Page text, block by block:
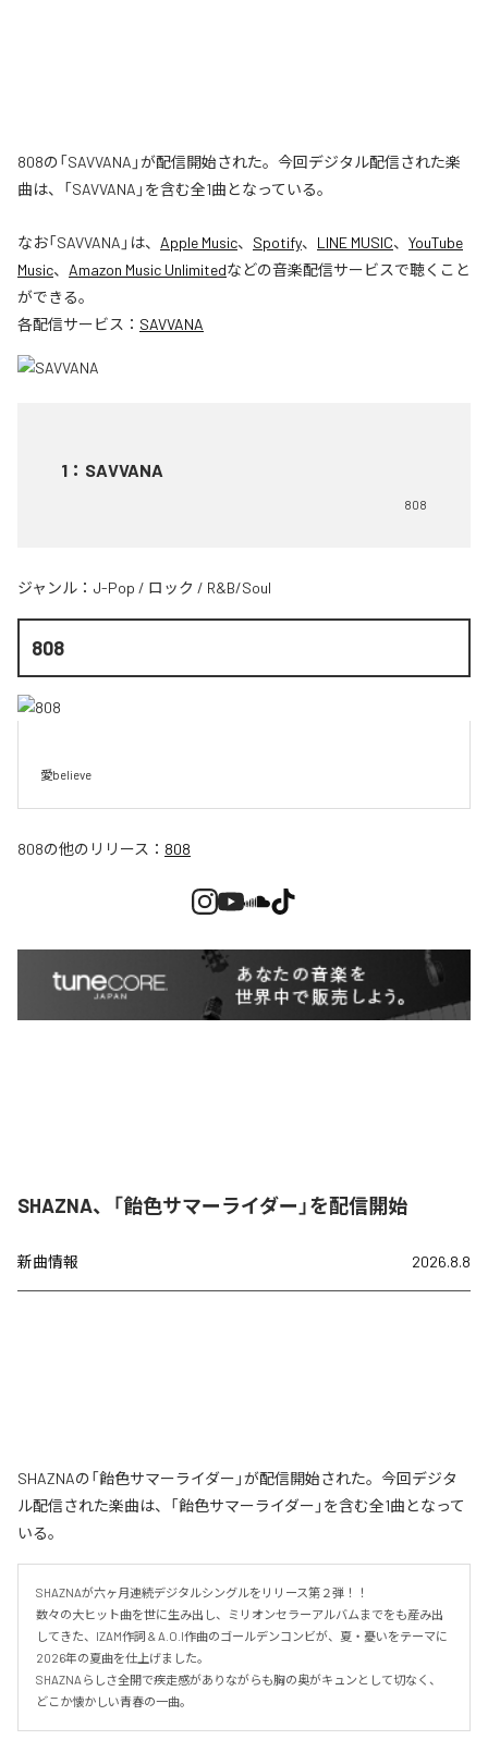
808の「SAVVANA」が配信開始された。今回デジタル配信された楽
曲は、「SAVVANA」を含む全1曲となっている。
なお「SAVVANA 」は、 Apple Music、 Spotify、 LINE MUSIC、 YouTube
Music、 Amazon Music Unlimitedなどの音楽配信サービスで聴くこと
ができる。
各配信サービス： SAVVANA
1 ： SAVVANA
808
ジャンル： J-Pop / ロック / R&B/Soul
808
愛believe
808の他のリリース： 808
SHAZNA、「飴色サマーライダー」を配信開始
新曲情報 2026.8.8
SHAZNAの「飴色サマーライダー」が配信開始された。今回デジタ
ル配信された楽曲は、「飴色サマーライダー」を含む全1曲となって
いる。
SHAZNAが六ヶ月連続デジタルシングルをリリース第２弾！！
数々の大ヒット曲を世に生み出し、ミリオンセラーアルバムまでをも産み出
してきた、IZAM作詞 & A.O.I作曲のゴールデンコンビが、夏・憂いをテーマに
2026年の夏曲を仕上げました。
SHAZNAらしさ全開で疾走感がありながらも胸の奥がキュンとして切なく、
どこか懐かしい青春の一曲。